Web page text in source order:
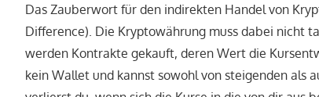
Das Zauberwort für den indirekten Handel von
Difference). Die Kryptowährung muss dabei nicht
werden Kontrakte gekauft, deren Wert die
kein Wallet und kannst sowohl von steigenden als